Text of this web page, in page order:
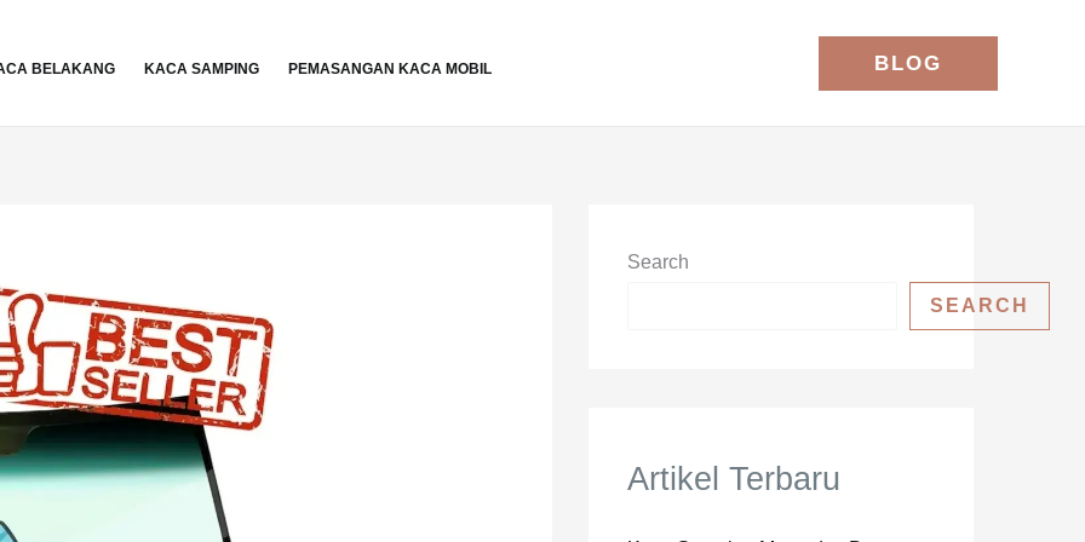
BELAKANG KACA SAMPING PEMASANGAN KACA MOBIL BLOG
Search
SEARCH
Artikel Terbaru